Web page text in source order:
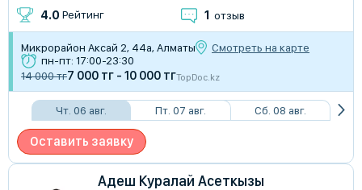
4.0 Рейтинг 1 отзыв
Микрорайон Аксай 2, 44а, Алматы
Смотреть на карте
пн-пт: 17:00-23:30
14 000 тг7 000 тг - 10 000 тгTopDoc.kz
Чт. 06 авг. Пт. 07 авг. Сб. 08 авг.
Оставить заявку
Адеш Куралай Асеткызы